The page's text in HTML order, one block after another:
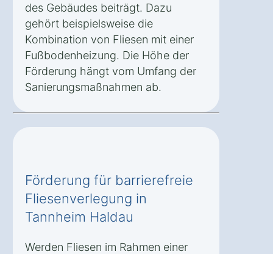
des Gebäudes beiträgt. Dazu
gehört beispielsweise die
Kombination von Fliesen mit einer
Fußbodenheizung. Die Höhe der
Förderung hängt vom Umfang der
Sanierungsmaßnahmen ab.
Förderung für barrierefreie
Fliesenverlegung in
Tannheim Haldau
Werden Fliesen im Rahmen einer